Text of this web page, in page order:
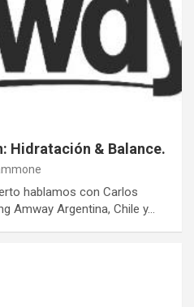
Hidratación & Balance.
hablamos con Carlos
Amway Argentina, Chile y…